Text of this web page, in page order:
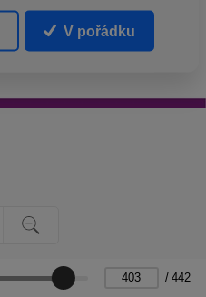
/ 442
V pořádku